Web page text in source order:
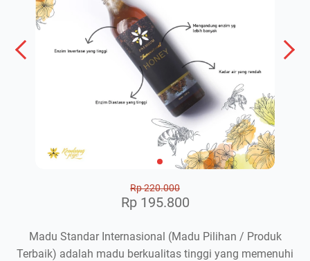
Rp 220.000
Rp 195.800
Madu Standar Internasional (Madu Pilihan / Produk
Terbaik) adalah madu berkualitas tinggi yang memenuhi